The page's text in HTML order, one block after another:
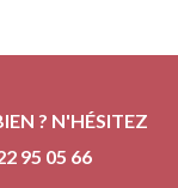
? N'HÉSITEZ
95 05 66